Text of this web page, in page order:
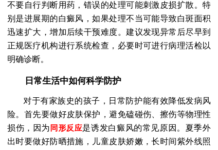
不要自行判断用药，错误的处理可能刺激皮损扩散。特
别是进展期的白癜风，如果处理不当可能导致白斑面积
迅速扩大，增加后续干预难度。建议发现异常后尽早到
正规医疗机构进行系统检查，必要时可进行病理活检以
明确诊断。
日常生活中如何科学防护
对于有家族史的孩子，日常防护能有效降低发病风
险。首先要做好皮肤保护，避免磕碰伤、擦伤等物理性
损伤，因为 同形反应是诱发白癜风的常见原因。夏季外
出时要做好防晒措施，儿童皮肤娇嫩，长时间紫外线照